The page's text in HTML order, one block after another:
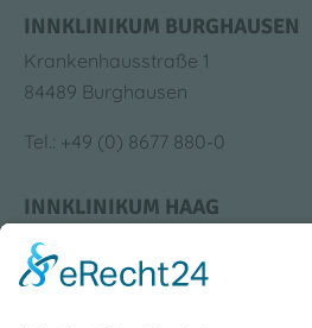
INNKLINIKUM BURGHAUSEN
Krankenhausstraße 1
84489 Burghausen
Tel.: +49 (0) 8677 880-0
INNKLINIKUM HAAG
Krankenhausstraße 4
83527 Haag i. OB